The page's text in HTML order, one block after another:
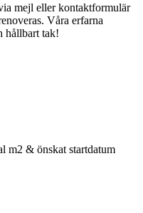
mejl eller kontaktformulär
Våra erfarna
hållbart tak!
m2 & önskat startdatum